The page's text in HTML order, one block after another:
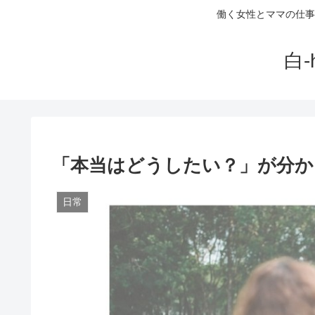
働く女性とママの仕
白
「本当はどうしたい？」が分
日常